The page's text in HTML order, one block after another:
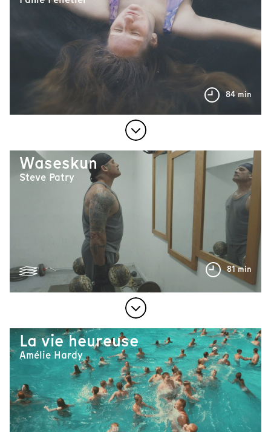
84 min
Waseskun
Steve Patry
81 min
La vie heureuse
Amélie Hardy